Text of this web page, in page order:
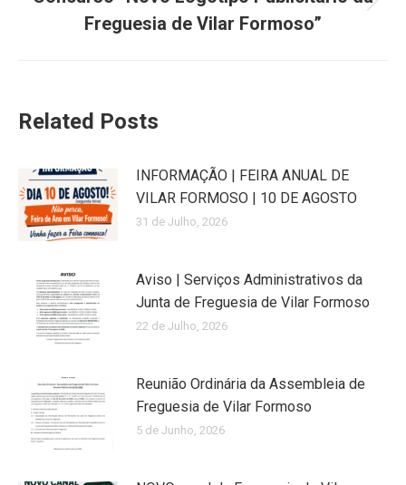
Freguesia de Vilar Formoso”
Related Posts
INFORMAÇÃO | FEIRA ANUAL DE
VILAR FORMOSO | 10 DE AGOSTO
31 de Julho, 2026
Aviso | Serviços Administrativos da
Junta de Freguesia de Vilar Formoso
22 de Julho, 2026
Reunião Ordinária da Assembleia de
Freguesia de Vilar Formoso
5 de Junho, 2026